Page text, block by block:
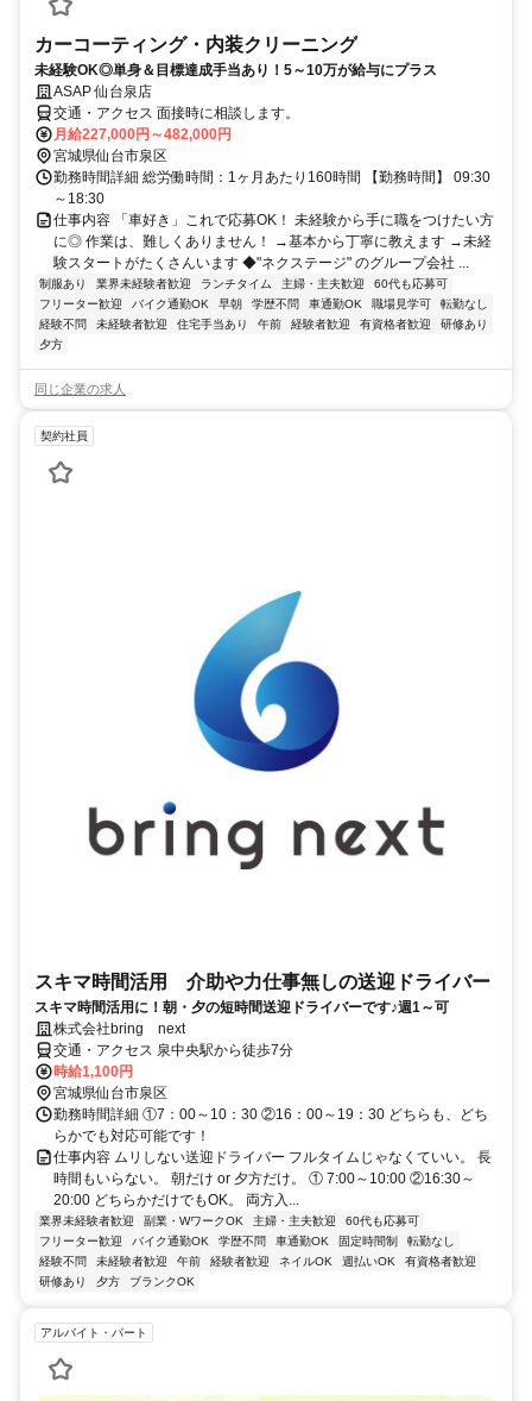
カーコーティング・内装クリーニング
未経験OK◎単身＆目標達成手当あり！5～10万が給与にプラス
ASAP 仙台泉店
交通・アクセス 面接時に相談します。
月給227,000円～482,000円
宮城県仙台市泉区
勤務時間詳細 総労働時間：1ヶ月あたり160時間 【勤務時間】 09:30
～18:30
仕事内容 「車好き」これで応募OK！ 未経験から手に職をつけたい方
に◎ 作業は、難しくありません！ →基本から丁寧に教えます →未経
験スタートがたくさんいます ◆"ネクステージ" のグループ会社 ...
制服あり 業界未経験者歓迎 ランチタイム 主婦・主夫歓迎
60代も応募可
フリーター歓迎
バイク通勤OK 早朝 学歴不問 車通勤OK 職場見学可
転勤なし
経験不問
未経験者歓迎 住宅手当あり 午前 経験者歓迎 有資格者歓迎
研修あり
夕方
同じ企業の求人
契約社員
スキマ時間活用 介助や力仕事無しの送迎ドライバー
スキマ時間活用に！朝・夕の短時間送迎ドライバーです♪週1～可
株式会社bring next
交通・アクセス 泉中央駅から徒歩7分
時給1,100円
宮城県仙台市泉区
勤務時間詳細 ①7：00～10：30 ②16：00～19：30 どちらも、どち
らかでも対応可能です！
仕事内容 ムリしない送迎ドライバー フルタイムじゃなくていい。 長
時間もいらない。 朝だけ or 夕方だけ。 ① 7:00～10:00 ②16:30～
20:00 どちらかだけでもOK。 両方入...
業界未経験者歓迎 副業・WワークOK 主婦・主夫歓迎
60代も応募可
フリーター歓迎
バイク通勤OK 学歴不問 車通勤OK 固定時間制
転勤なし
経験不問
未経験者歓迎 午前 経験者歓迎 ネイルOK 週払いOK
有資格者歓迎
研修あり
夕方 ブランクOK
アルバイト・パート